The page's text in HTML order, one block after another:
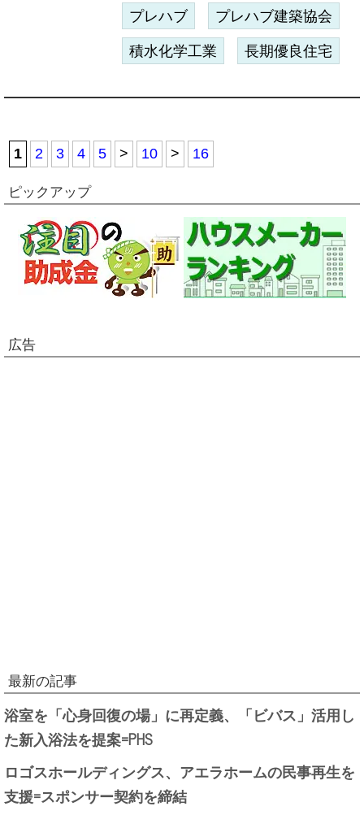
プレハブ プレハブ建築協会
積水化学工業 長期優良住宅
1 2 3 4 5 > 10 > 16
ピックアップ
広告
最新の記事
浴室を「心身回復の場」に再定義、「ビバス」活用し
た新入浴法を提案=PHS
ロゴスホールディングス、アエラホームの民事再生を
支援=スポンサー契約を締結